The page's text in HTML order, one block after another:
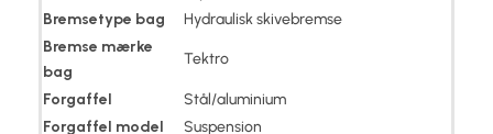
Bremsetype bag
Hydraulisk skivebremse
Bremse mærke
bag
Tektro
Forgaffel
Stål/aluminium
Forgaffel model
Suspension